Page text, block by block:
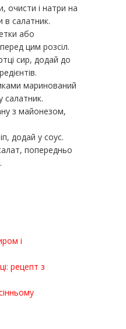
очисти і натри на
в салатник.
або
цим розсіл.
сир, додай до
маринований
салатник.
з майонезом,
додай у соус.
попередньо
і
рецепт з